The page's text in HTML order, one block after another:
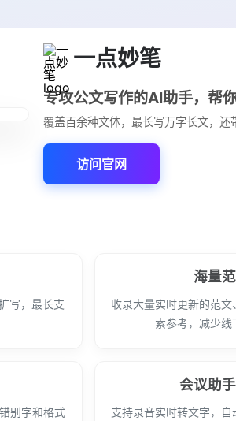
一点妙笔
专攻公文写作的AI助手，帮
覆盖百余种文体，最长写万字长文，还
访问官网
写，最长支
海量
收录大量实时更新的范
索参考，减少线
别字和格式
会议助
支持录音实时转文字，自